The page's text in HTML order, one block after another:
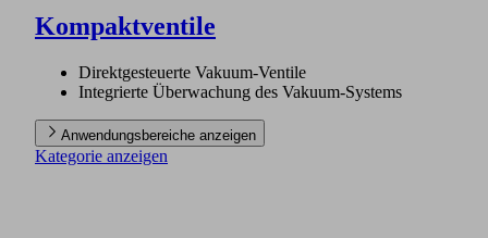
Kompaktventile
Direktgesteuerte Vakuum-Ventile
Integrierte Überwachung des Vakuum-Systems
Anwendungsbereiche anzeigen
Kategorie anzeigen